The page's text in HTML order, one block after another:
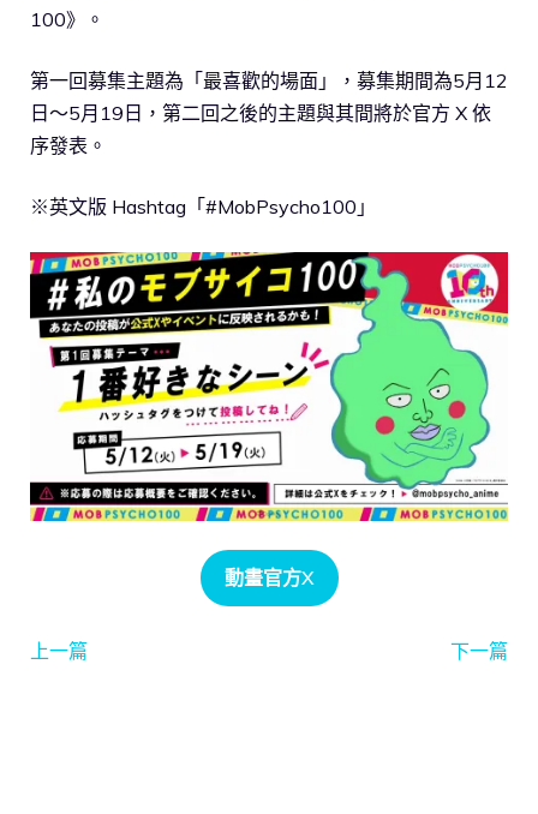
100》。
第一回募集主題為「最喜歡的場面」，募集期間為5月12
日～5月19日，第二回之後的主題與其間將於官方 X 依
序發表。
※英文版 Hashtag「#MobPsycho100」
動畫官方X
上一篇 下一篇